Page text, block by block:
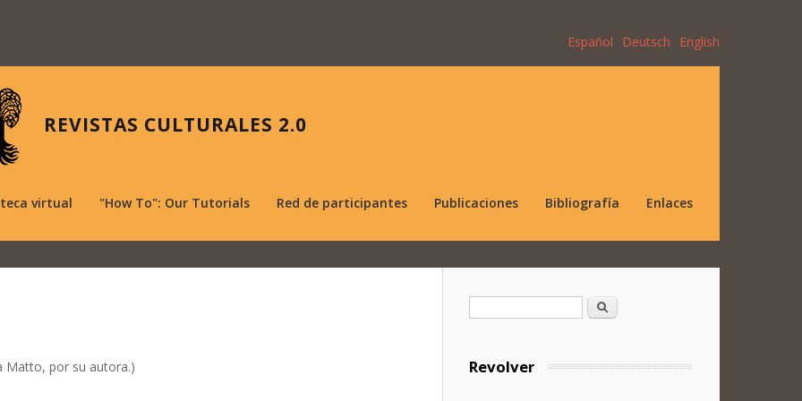
Español Deutsch English
REVISTAS CULTURALES 2.0
virtual "How To": Our Tutorials Red de participantes Publicaciones Bibliografía Enlaces
Matto, por su autora.)
Formulario de búsqueda
Buscar
Revolver